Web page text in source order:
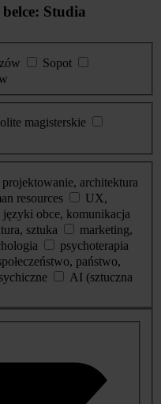
Studia
Sopot
magisterskie
projektowanie, architektura
resources
UX,
języki obce, komunikacja
sztuka
marketing,
psychoterapia
państwo,
AI (sztuczna